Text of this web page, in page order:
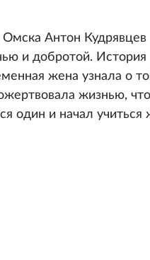
Антон Кудрявцев
и добротой. История
жена узнала о
жизнью,
один и начал учиться